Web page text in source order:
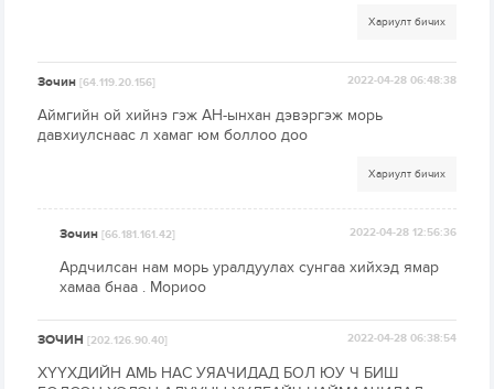
Хариулт бичих
Зочин[64.119.20.156] 2022-04-28 06:48:38
Аймгийн ой хийнэ гэж АН-ынхан дэвэргэж морь
давхиулснаас л хамаг юм боллоо доо
Хариулт бичих
Зочин[66.181.161.42] 2022-04-28 12:56:36
Ардчилсан нам морь уралдуулах сунгаа хийхэд ямар
хамаа бнаа . Мориоо
ЗОЧИН[202.126.90.40] 2022-04-28 06:38:54
ХҮҮХДИЙН АМЬ НАС УЯАЧИДАД БОЛ ЮУ Ч БИШ